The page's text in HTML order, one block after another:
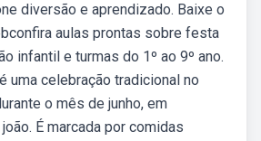
diversão e aprendizado. Baixe o
aulas prontas sobre festa
infantil e turmas do 1º ao 9º ano.
uma celebração tradicional no
o mês de junho, em
É marcada por comidas